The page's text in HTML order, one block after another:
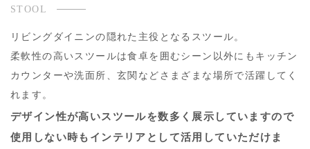
STOOL
リビングダイニンの隠れた主役となるスツール。
柔軟性の高いスツールは食卓を囲むシーン以外にもキッチン
カウンターや洗面所、玄関などさまざまな場所で活躍してく
れます。
デザイン性が高いスツールを数多く展示していますので
使用しない時もインテリアとして活用していただけま